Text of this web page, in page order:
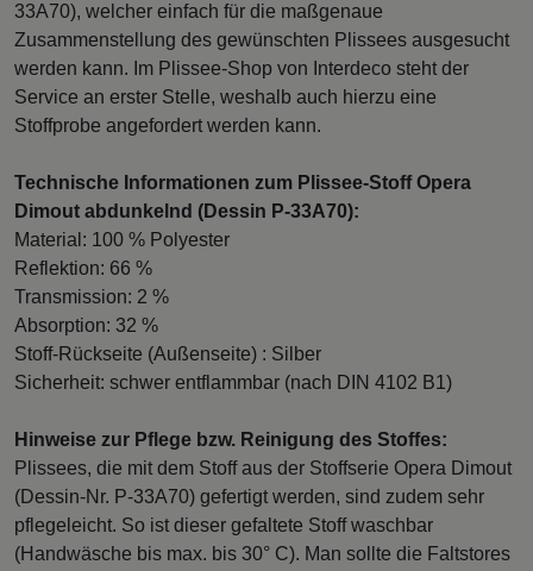
33A70), welcher einfach für die maßgenaue
Zusammenstellung des gewünschten Plissees ausgesucht
werden kann. Im Plissee-Shop von Interdeco steht der
Service an erster Stelle, weshalb auch hierzu eine
Stoffprobe angefordert werden kann.
Technische Informationen zum Plissee-Stoff Opera
Dimout abdunkelnd (Dessin P-33A70):
Material: 100 % Polyester
Reflektion: 66 %
Transmission: 2 %
Absorption: 32 %
Stoff-Rückseite (Außenseite) : Silber
Sicherheit: schwer entflammbar (nach DIN 4102 B1)
Hinweise zur Pflege bzw. Reinigung des Stoffes:
Plissees, die mit dem Stoff aus der Stoffserie Opera Dimout
(Dessin-Nr. P-33A70) gefertigt werden, sind zudem sehr
pflegeleicht. So ist dieser gefaltete Stoff waschbar
(Handwäsche bis max. bis 30° C). Man sollte die Faltstores